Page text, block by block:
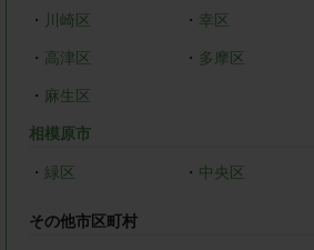
・ 川崎区 ・ 幸区
・ 高津区 ・ 多摩区
・ 麻生区
相模原市
・ 緑区 ・ 中央区
その他市区町村